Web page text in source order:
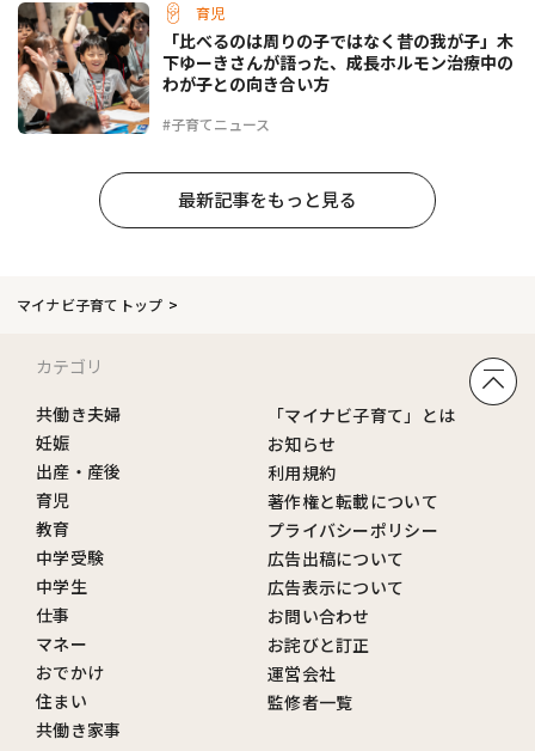
育児
#子育てニュース
「比べるのは周りの子ではなく昔の我が子」木
下ゆーきさんが語った、成長ホルモン治療中の
わが子との向き合い方
最新記事をもっと見る
マイナビ子育てトップ
カテゴリ
共働き夫婦
妊娠
出産・産後
育児
教育
中学受験
中学生
仕事
マネー
おでかけ
住まい
共働き家事
「マイナビ子育て」とは
お知らせ
利用規約
著作権と転載について
プライバシーポリシー
広告出稿について
広告表示について
お問い合わせ
お詫びと訂正
運営会社
監修者一覧